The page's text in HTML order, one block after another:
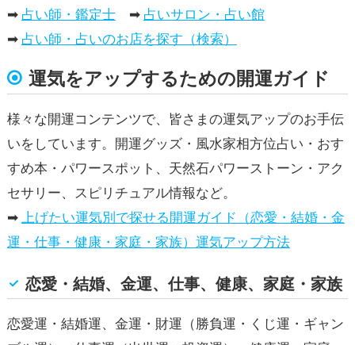
➡ 占い師・鑑定士➡ 占いサロン・占い館
➡ 占い師・占いのお店を探す（検索）
運気をアップするための開運ガイド
様々な開運コンテンツで、皆さまの運気アップのお手伝
いをしています。開運グッズ・風水家相方位占い・おす
すめ本・パワースポット、天然石パワーストーン・アク
セサリー、スピリチュアル情報など。
➡上げたい運気別で探せる開運ガイド（恋愛・結婚・金
運・仕事・健康・家庭・家族）運気アップ方法
恋愛・結婚、金運、仕事、健康、家庭・家族
恋愛運・結婚運、金運・財運（勝負運・くじ運・ギャン